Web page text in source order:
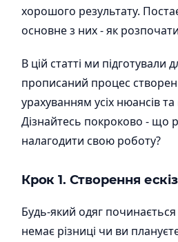
хорошого результату.
основне з них - як
В цій статті ми підготували
прописаний процес
урахуванням усіх нюансів
Дізнайтесь покроково - що
налагодити свою роботу?
Крок 1. Створення
Будь-який одяг починається
немає різниці чи ви